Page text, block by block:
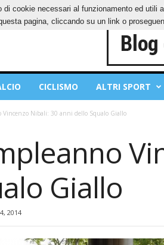
COOKIES PRIVACY POLICY
CICLISMO ALTRI SPORT
Vincenzo Nibali: 30 anni dello Squalo Giallo
Giallo
2014
cookie necessari al funzionamento ed
pagina, cliccando su un link o